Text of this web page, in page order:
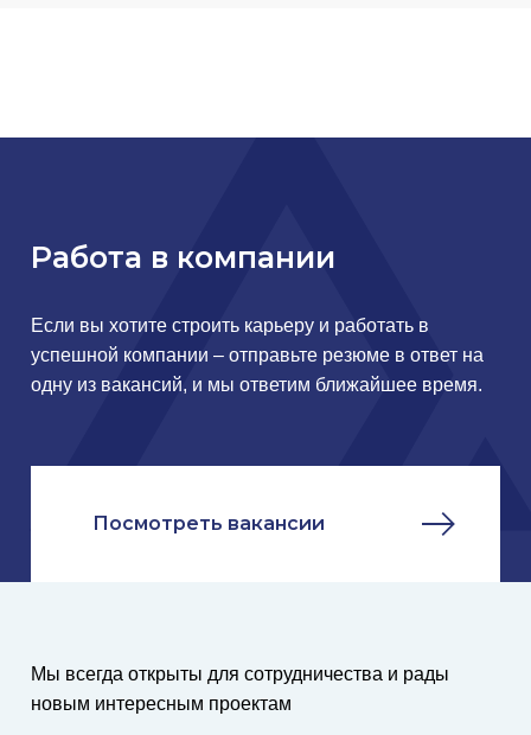
Работа в компании
Если вы хотите строить карьеру и работать в
успешной компании – отправьте резюме в ответ на
одну из вакансий, и мы ответим ближайшее время.
Посмотреть вакансии
Мы всегда открыты для сотрудничества и рады
новым интересным проектам